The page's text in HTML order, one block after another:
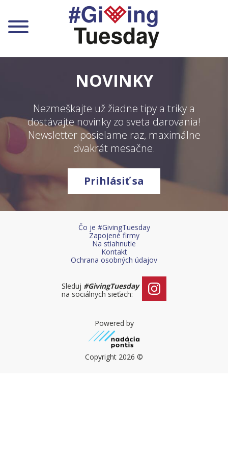
Zapojte sa ako firma
Zapojte sa ako mesto a obec
Pre deti a mladých
Zapojené firmy
Na stiahnutie
Čo je #GivingTuesday
Urýchľovač dobra
NOVINKY
Nezmeškajte už žiadne tipy a triky a
dostávajte novinky zo sveta darovania!
Newsletter posielame raz, maximálne
dvakrát mesačne.
Prihlásiť sa
Čo je #GivingTuesday
Zapojené firmy
Na stiahnutie
Kontakt
Ochrana osobných údajov
Sleduj #GivingTuesday
na sociálnych sieťach:
Powered by
Copyright 2026 ©